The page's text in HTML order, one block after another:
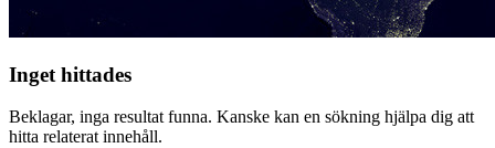
Inget hittades
Beklagar, inga resultat funna. Kanske kan en sökning hjälpa dig att
hitta relaterat innehåll.